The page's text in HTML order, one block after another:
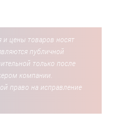
и цены товаров носят
публичной
только после
компании.
право на исправление